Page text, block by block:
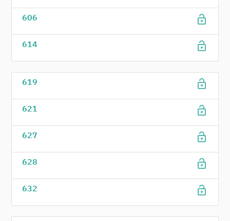
606 lock_open
614 lock_open
619 lock_open
621 lock_open
627 lock_open
628 lock_open
632 lock_open